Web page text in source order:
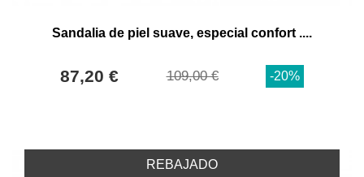
Sandalia de piel suave, especial confort ....
87,20 € 109,00 € -20%
REBAJADO